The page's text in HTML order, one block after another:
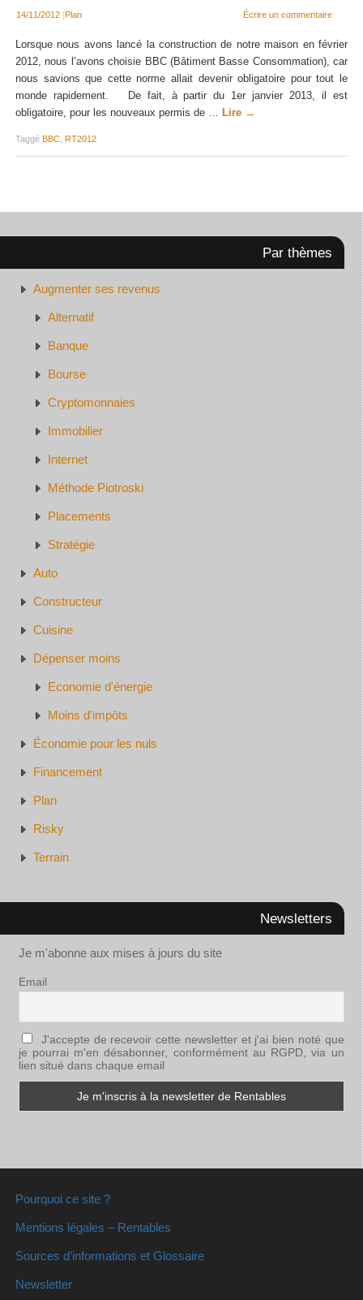
14/11/2012 |Plan Écrire un commentaire
Lorsque nous avons lancé la construction de notre maison en février
2012, nous l’avons choisie BBC (Bâtiment Basse Consommation), car
nous savions que cette norme allait devenir obligatoire pour tout le
monde rapidement. De fait, à partir du 1er janvier 2013, il est
obligatoire, pour les nouveaux permis de …
Lire →
Taggé BBC, RT2012
Par thèmes
Augmenter ses revenus
Alternatif
Banque
Bourse
Cryptomonnaies
Immobilier
Internet
Méthode Piotroski
Placements
Stratégie
Auto
Constructeur
Cuisine
Dépenser moins
Economie d'énergie
Moins d'impôts
Économie pour les nuls
Financement
Plan
Risky
Terrain
Newsletters
Je m'abonne aux mises à jours du site
Email
J'accepte de recevoir cette newsletter et j'ai bien noté que
je pourrai m'en désabonner, conformément au RGPD, via un
lien situé dans chaque email
Pourquoi ce site ?
Mentions légales – Rentables
Sources d’informations et Glossaire
Newsletter